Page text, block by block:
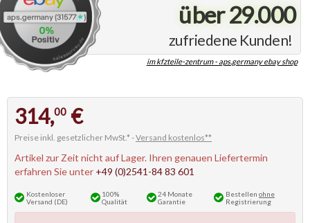
über 29.000
zufriedene Kunden!
im kfzteile-zentrum - aps.germany ebay shop
314,00 €
Preise inkl. gesetzlicher MwSt.* -Versand kostenlos**
Artikel zur Zeit nicht auf Lager. Ihren genauen Liefertermin
erfahren Sie unter +49 (0)2541-84 83 601
Kostenloser
Versand (DE)
100%
Qualität
24 Monate
Garantie
Bestellen ohne
Registrierung